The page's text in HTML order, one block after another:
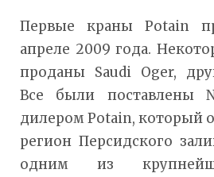
Первые краны Potain
апреле 2009 года.
проданы Saudi Oger,
Все были поставлены
дилером Potain, который
регион Персидского
одним из